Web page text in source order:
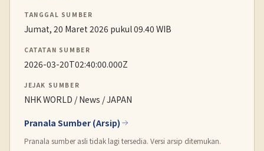
TANGGAL SUMBER
Jumat, 20 Maret 2026 pukul 09.40 WIB
CATATAN SUMBER
2026-03-20T02:40:00.000Z
JEJAK SUMBER
NHK WORLD / News / JAPAN
Pranala Sumber (Arsip)
Pranala sumber asli tidak lagi tersedia. Versi arsip ditemukan.